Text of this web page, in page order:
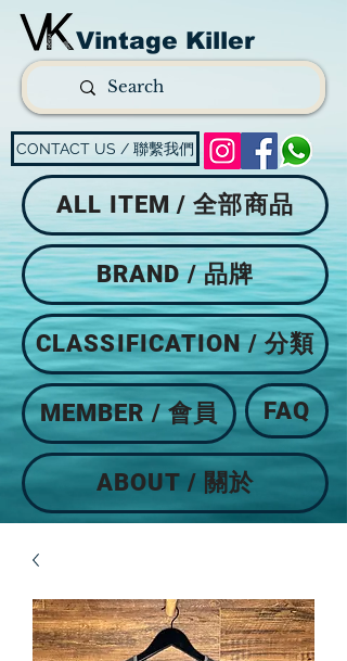
Vintage Killer
CONTACT US / 聯繫我們
ALL ITEM / 全部商品
BRAND / 品牌
CLASSIFICATION / 分類
MEMBER / 會員 FAQ
ABOUT / 關於